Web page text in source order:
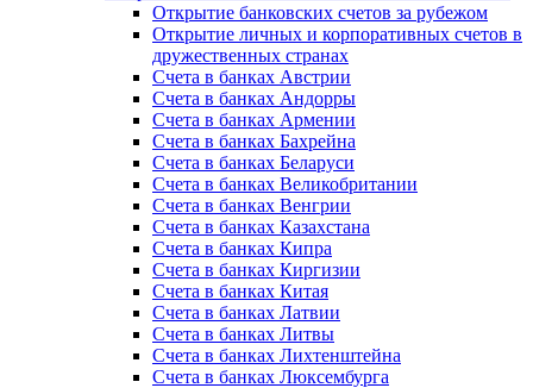
Открытие банковских счетов за рубежом
Открытие личных и корпоративных счетов в
дружественных странах
Счета в банках Австрии
Счета в банках Андорры
Счета в банках Армении
Счета в банках Бахрейна
Счета в банках Беларуси
Счета в банках Великобритании
Счета в банках Венгрии
Счета в банках Казахстана
Счета в банках Кипра
Счета в банках Киргизии
Счета в банках Китая
Счета в банках Латвии
Счета в банках Литвы
Счета в банках Лихтенштейна
Счета в банках Люксембурга